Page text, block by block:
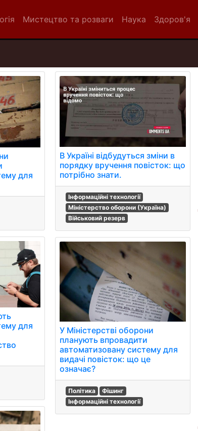
Мистецтво та розваги Наука Здоров'я
для
для
В Україні відбудуться зміни в
порядку вручення повісток: що
потрібно знати.
Інформаційні технології
Міністерство оборони (Україна)
Військовий резерв
У Міністерстві оборони
планують впровадити
автоматизовану систему для
видачі повісток: що це
означає?
Політика
Фішинг
Інформаційні технології